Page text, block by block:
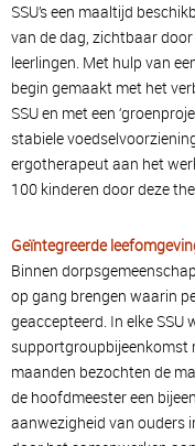
SSU’s een maaltijd
van de dag, zichtbaar
leerlingen. Met hulp van
begin gemaakt met het
SSU en met een
stabiele
ergotherapeut aan het
100 kinderen door deze
Geïntegreerde
Binnen
op gang brengen waarin
geaccepteerd. In elke SSU
supportgroupbijeenkomst
maanden bezochten de
de hoofdmeester een
aanwezigheid van ouders